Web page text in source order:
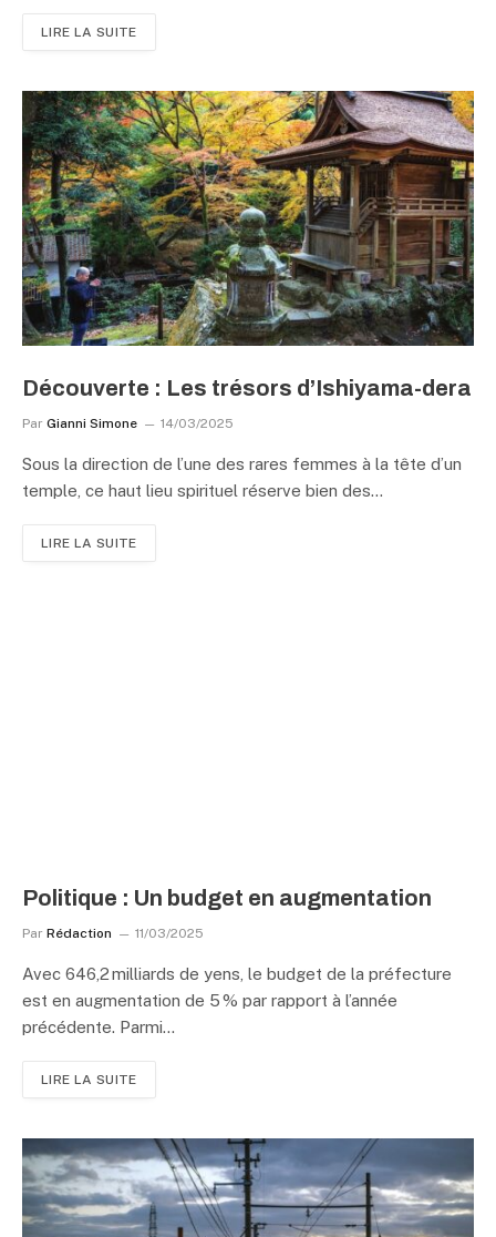
LIRE LA SUITE
Découverte : Les trésors d’Ishiyama-dera
Par Gianni Simone 14/03/2025
Sous la direction de l’une des rares femmes à la tête d’un
temple, ce haut lieu spirituel réserve bien des…
LIRE LA SUITE
Politique : Un budget en augmentation
Par Rédaction 11/03/2025
Avec 646,2 milliards de yens, le budget de la préfecture
est en augmentation de 5 % par rapport à l’année
précédente. Parmi…
LIRE LA SUITE